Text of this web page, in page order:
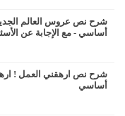
شرح نص عروس العالم
أساسي - مع الإجابة عن
شرح نص ارهقني العمل !
أساسي